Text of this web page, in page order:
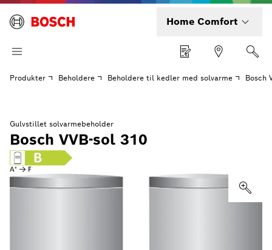
Home Comfort
Produkter Beholdere Beholdere til kedler med solvarme Bosch
Gulvstillet solvarmebeholder
Bosch VVB-sol 310